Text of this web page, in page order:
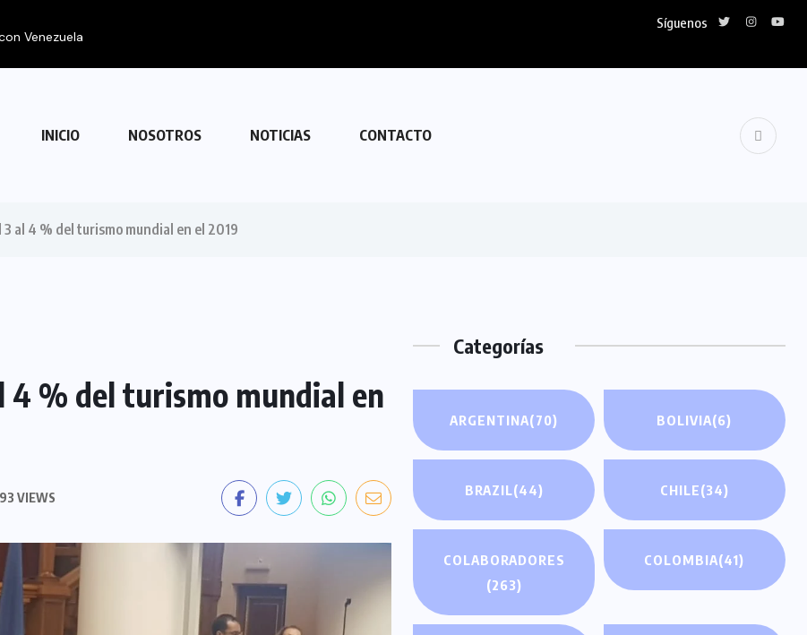
Venezuela
Síguenos
INICIO NOSOTROS NOTICIAS CONTACTO
al 4 % del turismo mundial en el 2019
4 % del turismo mundial en
VIEWS
Categorías
ARGENTINA(70) BOLIVIA(6)
BRAZIL(44) CHILE(34)
COLABORADORES
(263)
COLOMBIA(41)